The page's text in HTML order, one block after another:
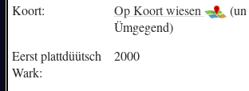
Koort:
Op Koort wiesen
(un
Ümgegend)
Eerst plattdüütsch
Wark:
2000